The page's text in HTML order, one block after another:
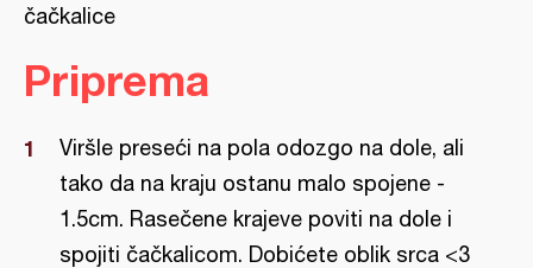
čačkalice
Priprema
Viršle preseći na pola odozgo na dole, ali
tako da na kraju ostanu malo spojene -
1.5cm. Rasečene krajeve poviti na dole i
spojiti čačkalicom. Dobićete oblik srca <3